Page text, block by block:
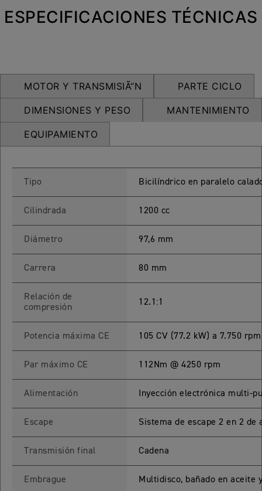
Precio desde $11.690.000
Precio desde $12.690.000
RX
STREET TRIPLE 765 RX
Precio desde $15.890.000
MOTO2
STREET TRIPLE 765 MOTO2
Precio desde $17.490.000
RS
NEWSPEED TRIPLE 1200 RS
Precio desde $20.090.000
Precio desde $26.590.000
ESPECIFICACIONES TÉCNICAS
MOTOR Y TRANSMISIÃ“N PARTE CICLO
DIMENSIONES Y PESO MANTENIMIENTO
EQUIPAMIENTO
Tipo Bicilíndrico en paralelo
Cilindrada 1200 cc
Diámetro 97,6 mm
Carrera 80 mm
Relación de
compresión
12.1:1
Potencia máxima CE 105 CV (77.2 kW) a 7.750 rpm
Par máximo CE 112Nm @ 4250 rpm
Alimentación Inyección electrónica multi-
Escape Sistema de escape 2 en 2
Transmisión final Cadena
Embrague Multidisco, bañado en aceite